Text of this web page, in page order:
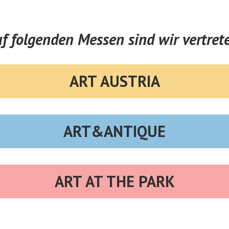
folgenden Messen sind wir
ART AUSTRIA
ART&ANTIQUE
ART AT THE PARK